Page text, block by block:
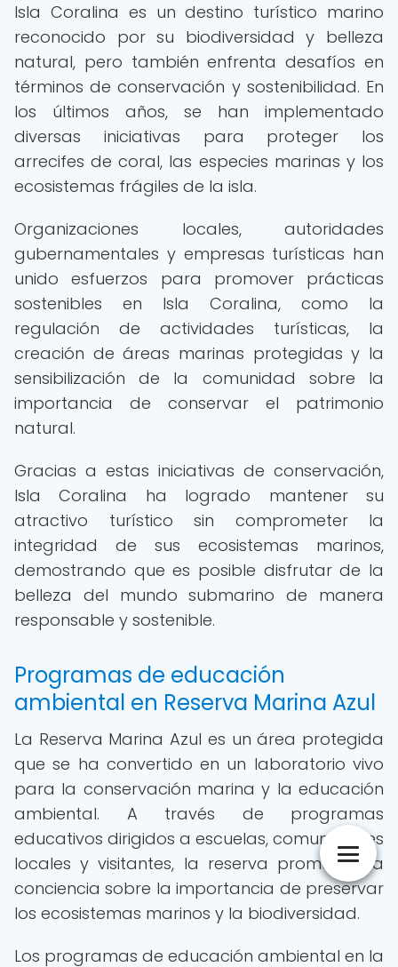
Isla Coralina es un destino turístico marino
reconocido por su biodiversidad y belleza
natural, pero también enfrenta desafíos en
términos de conservación y sostenibilidad. En
los últimos años, se han implementado
diversas iniciativas para proteger los
arrecifes de coral, las especies marinas y los
ecosistemas frágiles de la isla.
Organizaciones locales, autoridades
gubernamentales y empresas turísticas han
unido esfuerzos para promover prácticas
sostenibles en Isla Coralina, como la
regulación de actividades turísticas, la
creación de áreas marinas protegidas y la
sensibilización de la comunidad sobre la
importancia de conservar el patrimonio
natural.
Gracias a estas iniciativas de conservación,
Isla Coralina ha logrado mantener su
atractivo turístico sin comprometer la
integridad de sus ecosistemas marinos,
demostrando que es posible disfrutar de la
belleza del mundo submarino de manera
responsable y sostenible.
Programas de educación
ambiental en Reserva Marina Azul
La Reserva Marina Azul es un área protegida
que se ha convertido en un laboratorio vivo
para la conservación marina y la educación
ambiental. A través de programas
educativos dirigidos a escuelas, comunidades
locales y visitantes, la reserva promueve la
conciencia sobre la importancia de preservar
los ecosistemas marinos y la biodiversidad.
Los programas de educación ambiental en la